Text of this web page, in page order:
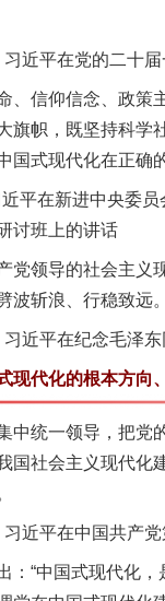
平在党的二十届
信仰信念、政策
旗帜，既坚持科学
国式现代化在正确
新进中央委员会
讨班上的讲话
领导的社会主义
波斩浪、行稳致远。
平在纪念毛泽东
代化的根本方向
统一领导，把党
国社会主义现代
平在中国共产党
“中国式现代化，